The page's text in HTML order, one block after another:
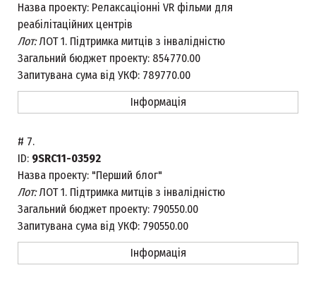
Назва проекту: Релаксаціонні VR фільми для
реабілітаційних центрів
Лот:ЛОТ 1. Підтримка митців з інвалідністю
Загальний бюджет проекту: 854770.00
Запитувана сума від УКФ: 789770.00
Інформація
# 7.
ID: 9SRC11-03592
Назва проекту: "Перший блог"
Лот:ЛОТ 1. Підтримка митців з інвалідністю
Загальний бюджет проекту: 790550.00
Запитувана сума від УКФ: 790550.00
Інформація